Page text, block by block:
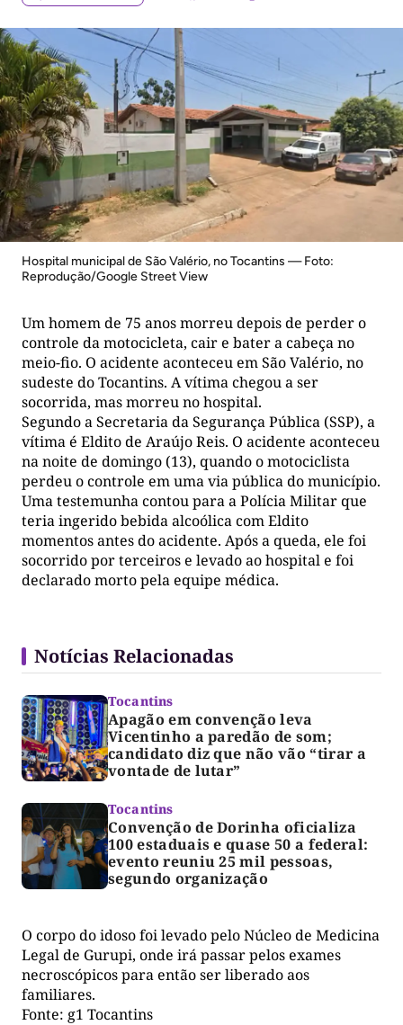
Hospital municipal de São Valério, no Tocantins — Foto:
Reprodução/Google Street View
Um homem de 75 anos morreu depois de perder o
controle da motocicleta, cair e bater a cabeça no
meio-fio. O acidente aconteceu em São Valério, no
sudeste do Tocantins. A vítima chegou a ser
socorrida, mas morreu no hospital.
Segundo a Secretaria da Segurança Pública (SSP), a
vítima é Eldito de Araújo Reis. O acidente aconteceu
na noite de domingo (13), quando o motociclista
perdeu o controle em uma via pública do município.
Uma testemunha contou para a Polícia Militar que
teria ingerido bebida alcoólica com Eldito
momentos antes do acidente. Após a queda, ele foi
socorrido por terceiros e levado ao hospital e foi
declarado morto pela equipe médica.
Notícias Relacionadas
Tocantins
Apagão em convenção leva
Vicentinho a paredão de som;
candidato diz que não vão “tirar a
vontade de lutar”
Tocantins
Convenção de Dorinha oficializa
100 estaduais e quase 50 a federal:
evento reuniu 25 mil pessoas,
segundo organização
O corpo do idoso foi levado pelo Núcleo de Medicina
Legal de Gurupi, onde irá passar pelos exames
necroscópicos para então ser liberado aos
familiares.
Fonte: g1 Tocantins